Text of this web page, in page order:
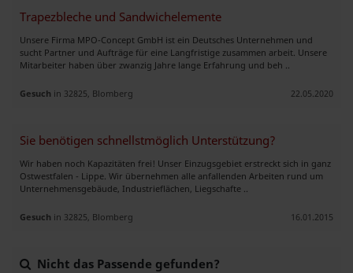
Trapezbleche und Sandwichelemente
Unsere Firma MPO-Concept GmbH ist ein Deutsches Unternehmen und
sucht Partner und Aufträge für eine Langfristige zusammen arbeit. Unsere
Mitarbeiter haben über zwanzig Jahre lange Erfahrung und beh ..
Gesuch in 32825, Blomberg 22.05.2020
Sie benötigen schnellstmöglich Unterstützung?
Wir haben noch Kapazitäten frei! Unser Einzugsgebiet erstreckt sich in ganz
Ostwestfalen - Lippe. Wir übernehmen alle anfallenden Arbeiten rund um
Unternehmensgebäude, Industrieflächen, Liegschafte ..
Gesuch in 32825, Blomberg 16.01.2015
Nicht das Passende gefunden?